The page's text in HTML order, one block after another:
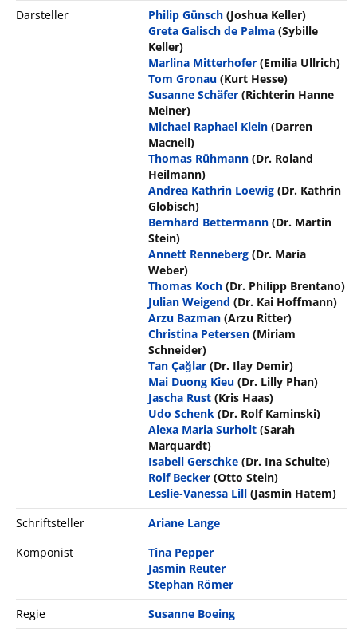
Darsteller
Philip Günsch (Joshua Keller)
Greta Galisch de Palma (Sybille
Keller)
Marlina Mitterhofer (Emilia Ullrich)
Tom Gronau (Kurt Hesse)
Susanne Schäfer (Richterin Hanne
Meiner)
Michael Raphael Klein (Darren
Macneil)
Thomas Rühmann (Dr. Roland
Heilmann)
Andrea Kathrin Loewig (Dr. Kathrin
Globisch)
Bernhard Bettermann (Dr. Martin
Stein)
Annett Renneberg (Dr. Maria
Weber)
Thomas Koch (Dr. Philipp Brentano)
Julian Weigend (Dr. Kai Hoffmann)
Arzu Bazman (Arzu Ritter)
Christina Petersen (Miriam
Schneider)
Tan Çağlar (Dr. Ilay Demir)
Mai Duong Kieu (Dr. Lilly Phan)
Jascha Rust (Kris Haas)
Udo Schenk (Dr. Rolf Kaminski)
Alexa Maria Surholt (Sarah
Marquardt)
Isabell Gerschke (Dr. Ina Schulte)
Rolf Becker (Otto Stein)
Leslie-Vanessa Lill (Jasmin Hatem)
Schriftsteller
Ariane Lange
Komponist
Tina Pepper
Jasmin Reuter
Stephan Römer
Regie
Susanne Boeing